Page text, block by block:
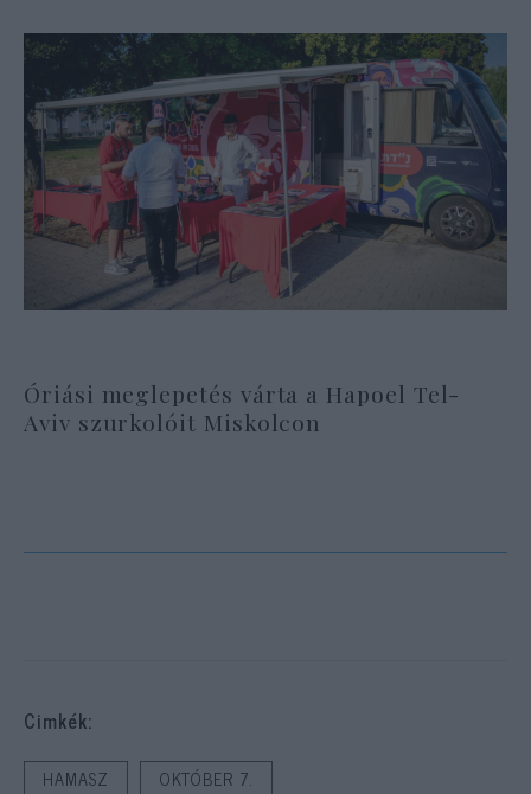
Óriási meglepetés várta a Hapoel Tel-
Aviv szurkolóit Miskolcon
Cimkék:
HAMASZ
OKTÓBER 7.